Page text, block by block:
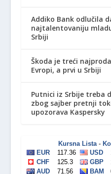
Addiko Bank odlučila
najtalentovaniju
Srbiji
Škoda je treći
Evropi, a prvi u Srbiji
Putnici iz Srbije treba
zbog sajber pretnji
upozorava Kaspersky